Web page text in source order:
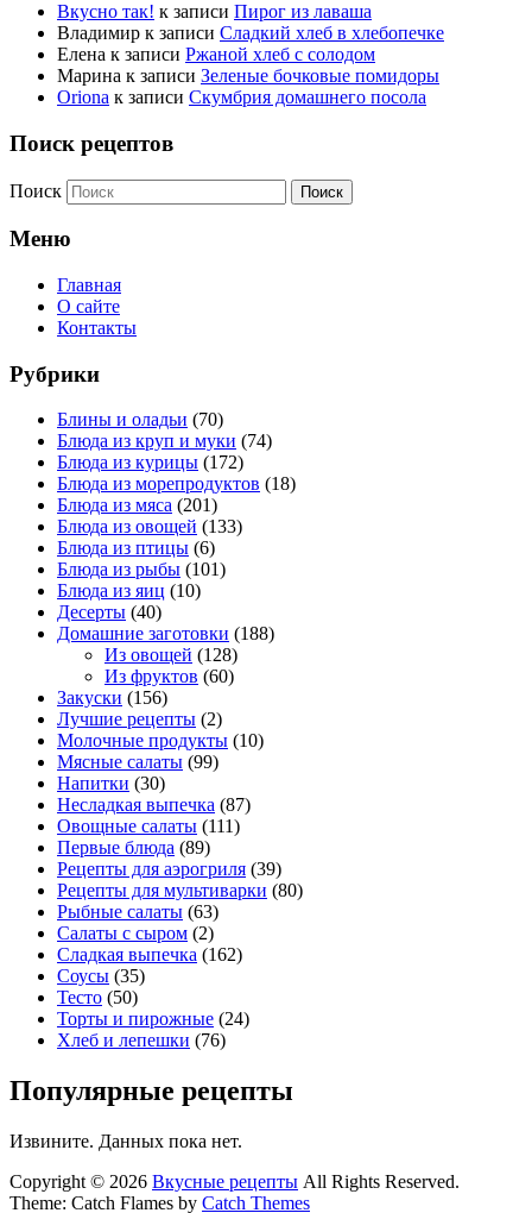
Вкусно так! к записи Пирог из лаваша
Владимир к записи Сладкий хлеб в хлебопечке
Елена к записи Ржаной хлеб с солодом
Марина к записи Зеленые бочковые помидоры
Oriona к записи Скумбрия домашнего посола
Поиск рецептов
Поиск
Меню
Главная
О сайте
Контакты
Рубрики
Блины и оладьи (70)
Блюда из круп и муки (74)
Блюда из курицы (172)
Блюда из морепродуктов (18)
Блюда из мяса (201)
Блюда из овощей (133)
Блюда из птицы (6)
Блюда из рыбы (101)
Блюда из яиц (10)
Десерты (40)
Домашние заготовки (188)
Из овощей (128)
Из фруктов (60)
Закуски (156)
Лучшие рецепты (2)
Молочные продукты (10)
Мясные салаты (99)
Напитки (30)
Несладкая выпечка (87)
Овощные салаты (111)
Первые блюда (89)
Рецепты для аэрогриля (39)
Рецепты для мультиварки (80)
Рыбные салаты (63)
Салаты с сыром (2)
Сладкая выпечка (162)
Соусы (35)
Тесто (50)
Торты и пирожные (24)
Хлеб и лепешки (76)
Популярные рецепты
Извините. Данных пока нет.
Copyright © 2026 Вкусные рецепты All Rights Reserved.
Theme: Catch Flames by Catch Themes